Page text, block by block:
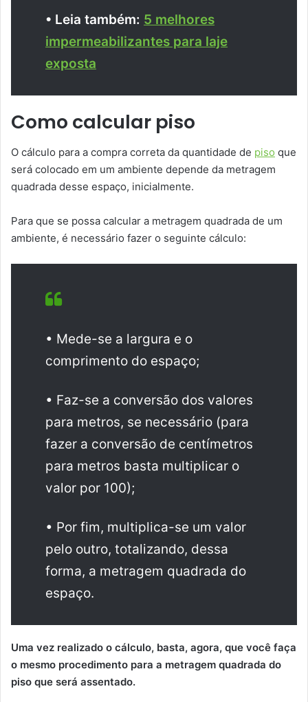
• Leia também: 5 melhores
impermeabilizantes para laje
exposta
Como calcular piso
O cálculo para a compra correta da quantidade de piso que
será colocado em um ambiente depende da metragem
quadrada desse espaço, inicialmente.
Para que se possa calcular a metragem quadrada de um
ambiente, é necessário fazer o seguinte cálculo:
• Mede-se a largura e o
comprimento do espaço;
• Faz-se a conversão dos valores
para metros, se necessário (para
fazer a conversão de centímetros
para metros basta multiplicar o
valor por 100);
• Por fim, multiplica-se um valor
pelo outro, totalizando, dessa
forma, a metragem quadrada do
espaço.
Uma vez realizado o cálculo, basta, agora, que você faça
o mesmo procedimento para a metragem quadrada do
piso que será assentado.